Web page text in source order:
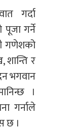
गर्दा
गर्ने
गणेशको
शान्ति र
भगवान
।
गर्नाले
छ ।